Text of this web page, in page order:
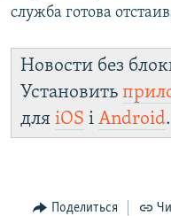
служба готова
Новости без
Установить
для iOS і Android.
Поделиться